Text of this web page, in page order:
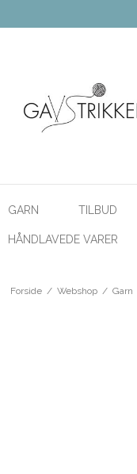
GARN TILBUD
HÅNDLAVEDE VARER
Forside / Webshop / Garn